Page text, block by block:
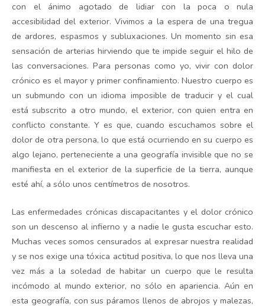
con el ánimo agotado de lidiar con la poca o nula
accesibilidad del exterior. Vivimos a la espera de una tregua
de ardores, espasmos y subluxaciones. Un momento sin esa
sensación de arterias hirviendo que te impide seguir el hilo de
las conversaciones. Para personas como yo, vivir con dolor
crónico es el mayor y primer confinamiento. Nuestro cuerpo es
un submundo con un idioma imposible de traducir y el cual
está subscrito a otro mundo, el exterior, con quien entra en
conflicto constante. Y es que, cuando escuchamos sobre el
dolor de otra persona, lo que está ocurriendo en su cuerpo es
algo lejano, perteneciente a una geografía invisible que no se
manifiesta en el exterior de la superficie de la tierra, aunque
esté ahí, a sólo unos centímetros de nosotros.
Las enfermedades crónicas discapacitantes y el dolor crónico
son un descenso al infierno y a nadie le gusta escuchar esto.
Muchas veces somos censurados al expresar nuestra realidad
y se nos exige una tóxica actitud positiva, lo que nos lleva una
vez más a la soledad de habitar un cuerpo que le resulta
incómodo al mundo exterior, no sólo en apariencia. Aún en
esta geografía, con sus páramos llenos de abrojos y malezas,